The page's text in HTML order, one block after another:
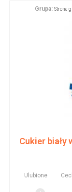
Grupa: Strona
Cukier biały
Ulubione